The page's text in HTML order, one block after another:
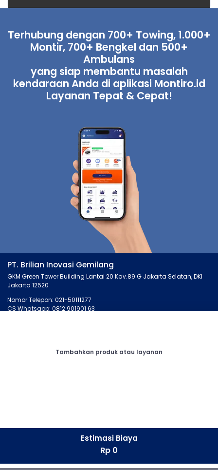
Tambahkan produk atau layanan
Estimasi Biaya
Rp 0
Terhubung dengan 700+ Towing, 1.000+
Montir, 700+ Bengkel dan 500+
Ambulans
yang siap membantu masalah
kendaraan Anda di aplikasi Montiro.id
Layanan Tepat & Cepat!
PT. Brilian Inovasi Gemilang
GKM Green Tower Building Lantai 20 Kav.89 G Jakarta Selatan, DKI
Jakarta 12520
Nomor Telepon: 021-50111277
CS Whatsapp: 0812 901901 63
Cari Bengkel
Instagram
LinkedIn
Whatsapp